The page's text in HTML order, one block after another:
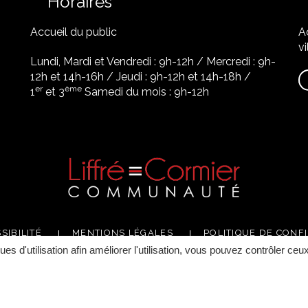
d'utilisation afin améliorer l'utilisation, vous pouvez contrôler
Accueil du public
Lundi, Mardi et Vendredi : 9h-12h / Mercredi : 9h-
12h et 14h-16h / Jeudi : 9h-12h et 14h-18h /
1 eret 3ème Samedi du mois : 9h-12h
MENTIONS LÉGALES POLITIQUE DE